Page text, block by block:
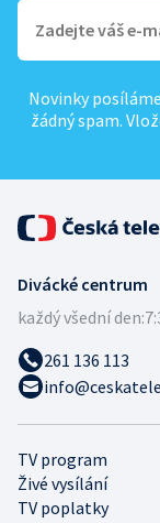
Novinky
žádný spam.